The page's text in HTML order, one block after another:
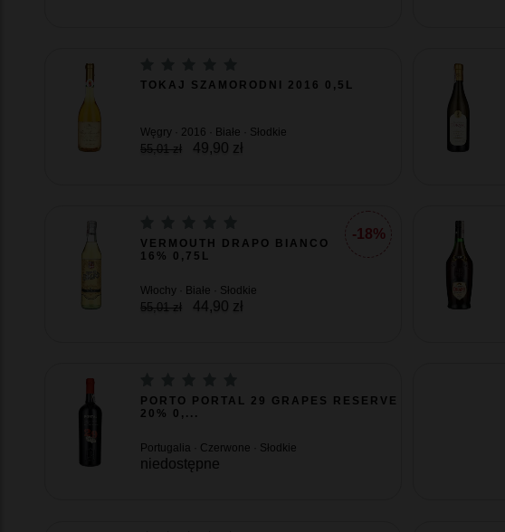
TOKAJ SZAMORODNI 2016 0,5L
Węgry · 2016 · Białe · Słodkie
55,01 zł 49,90 zł
-18%
VERMOUTH DRAPO BIANCO
16% 0,75L
Włochy · Białe · Słodkie
55,01 zł 44,90 zł
PORTO PORTAL 29 GRAPES RESERVE
20% 0,...
Portugalia · Czerwone · Słodkie
niedostępne